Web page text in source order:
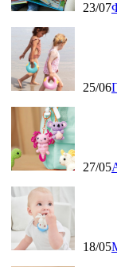
23/07
25/06
27/05
18/05